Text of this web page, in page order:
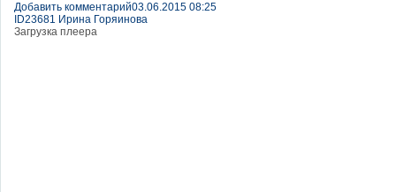
Добавить комментарий03.06.2015 08:25
ID23681 Ирина Горяинова
Загрузка плеера